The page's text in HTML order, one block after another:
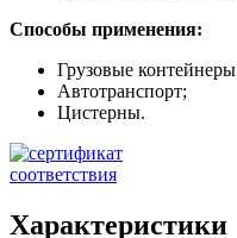
Способы применения:
Грузовые
Автотранспорт;
Цистерны.
Характеристики